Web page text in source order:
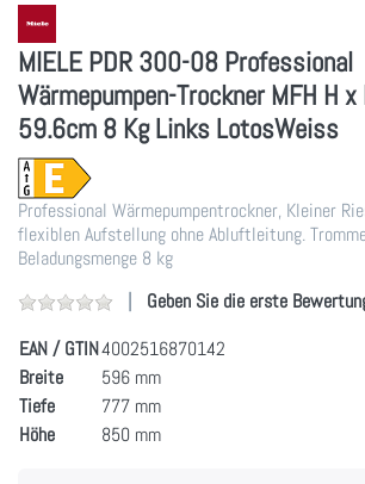
MIELE PDR 300-08 Professional
Wärmepumpen-Trockner MFH H
59.6cm 8 Kg Links LotosWeiss
Professional Wärmepumpentrockner, Kleiner
flexiblen Aufstellung ohne Abluftleitung.
Beladungsmenge 8 kg
Geben Sie die erste
EAN / GTIN4002516870142
Breite
596 mm
Tiefe
777 mm
Höhe
850 mm